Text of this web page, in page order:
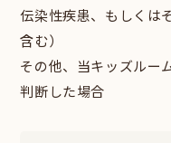
伝染性疾患、もしくは
含む）
その他、当キッズルー
判断した場合